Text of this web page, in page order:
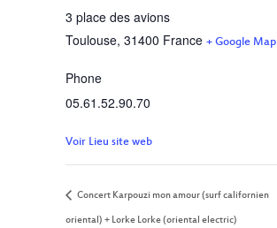
3 place des avions
Toulouse, 31400 France + Google Map
Phone
05.61.52.90.70
Voir Lieu site web
Concert Karpouzi mon amour (surf californien
oriental) + Lorke Lorke (oriental electric)